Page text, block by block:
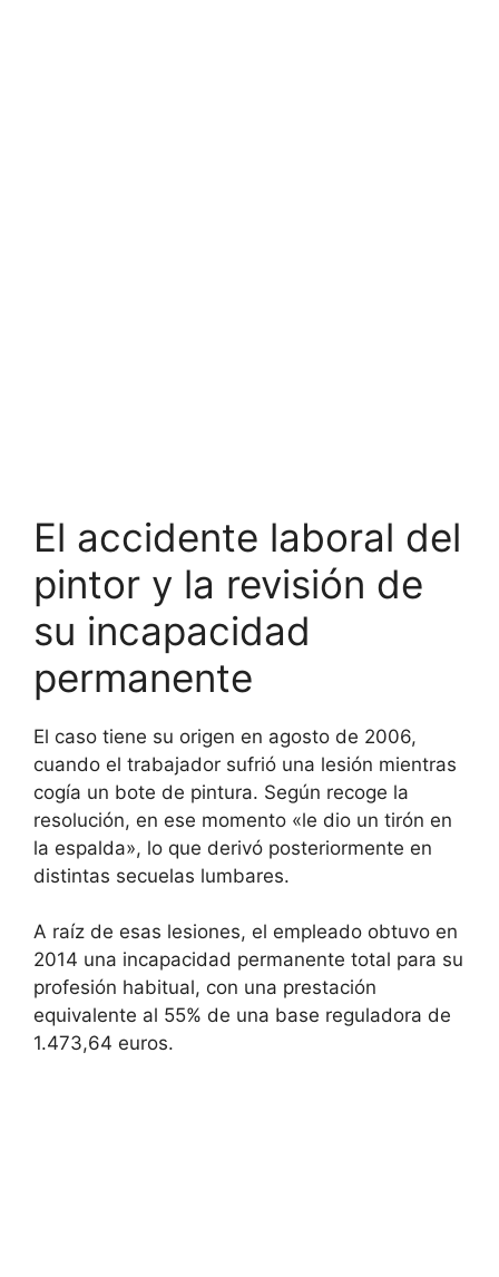
El accidente laboral del
pintor y la revisión de
su incapacidad
permanente
El caso tiene su origen en agosto de 2006,
cuando el trabajador sufrió una lesión mientras
cogía un bote de pintura. Según recoge la
resolución, en ese momento «le dio un tirón en
la espalda», lo que derivó posteriormente en
distintas secuelas lumbares.
A raíz de esas lesiones, el empleado obtuvo en
2014 una incapacidad permanente total para su
profesión habitual, con una prestación
equivalente al 55% de una base reguladora de
1.473,64 euros.